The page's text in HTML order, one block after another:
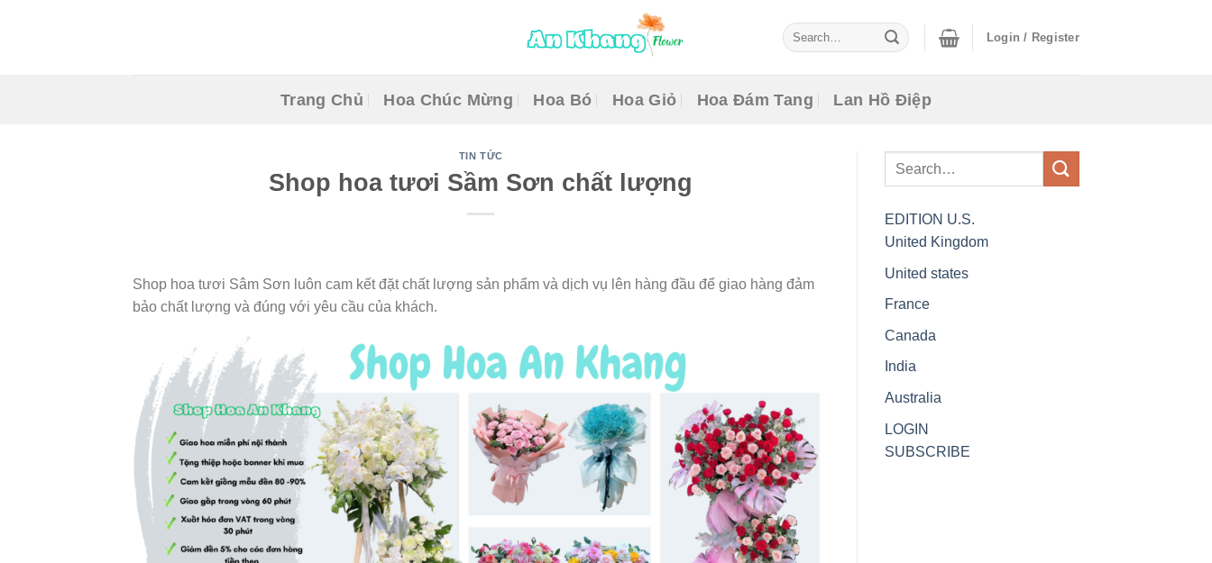
Search
for:
Login / Register
Trang Chủ Hoa Chúc Mừng Hoa Bó Hoa Giỏ Hoa Đám Tang Lan Hồ Điệp
TIN TỨC
Shop hoa tươi Sầm Sơn chất lượng
Shop hoa tươi Sâm Sơn luôn cam kết đặt chất lượng sản phẩm và dịch vụ lên hàng đầu để giao hàng đảm
bảo chất lượng và đúng với yêu cầu của khách.
EDITION U.S.
United Kingdom
United states
France
Canada
India
Australia
LOGIN
SUBSCRIBE